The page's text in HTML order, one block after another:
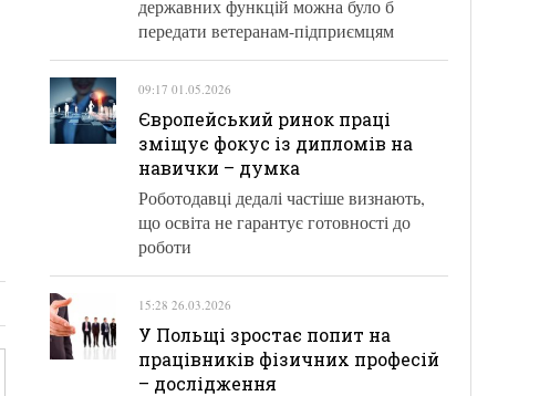
державних функцій можна було б
передати ветеранам-підприємцям
09:17 01.05.2026
Європейський ринок праці
зміщує фокус із дипломів на
навички – думка
Роботодавці дедалі частіше визнають,
що освіта не гарантує готовності до
роботи
15:28 26.03.2026
У Польщі зростає попит на
працівників фізичних професій
– дослідження